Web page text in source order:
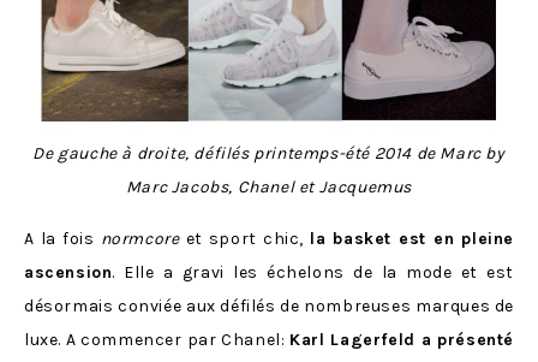
De gauche à droite, défilés printemps-été 2014 de Marc by
Marc Jacobs, Chanel et Jacquemus
A la fois normcoreet sport chic, la basket est en pleine
ascension. Elle a gravi les échelons de la mode et est
désormais conviée aux défilés de nombreuses marques de
luxe. A commencer par Chanel: Karl Lagerfeld a présenté